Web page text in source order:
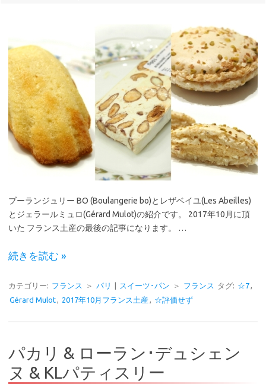
ブーランジュリー BO (Boulangerie bo)とレザベイユ(Les Abeilles)
とジェラールミュロ(Gérard Mulot)の紹介です。 2017年10月に頂
いた フランス土産の最後の記事になります。 …
続きを読む »
カテゴリー: フランス ＞ パリ スイーツ･パン ＞ フランス タグ: ☆7,
Gérard Mulot, 2017年10月フランス土産, ☆評価せず
パカリ & ローラン･デュシェン
ヌ & KLパティスリー